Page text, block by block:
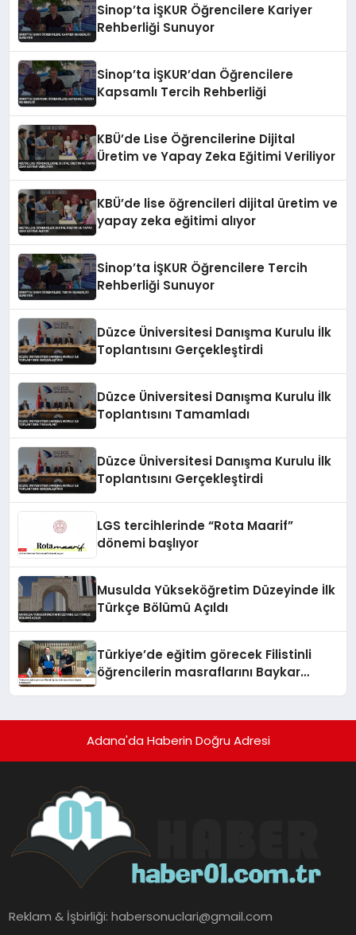
Sinop’ta İŞKUR Öğrencilere Kariyer
Rehberliği Sunuyor
Sinop’ta İŞKUR’dan Öğrencilere
Kapsamlı Tercih Rehberliği
KBÜ’de Lise Öğrencilerine Dijital
Üretim ve Yapay Zeka Eğitimi Veriliyor
KBÜ’de lise öğrencileri dijital üretim ve
yapay zeka eğitimi alıyor
Sinop’ta İŞKUR Öğrencilere Tercih
Rehberliği Sunuyor
Düzce Üniversitesi Danışma Kurulu İlk
Toplantısını Gerçekleştirdi
Düzce Üniversitesi Danışma Kurulu İlk
Toplantısını Tamamladı
Düzce Üniversitesi Danışma Kurulu İlk
Toplantısını Gerçekleştirdi
LGS tercihlerinde “Rota Maarif”
dönemi başlıyor
Musulda Yükseköğretim Düzeyinde İlk
Türkçe Bölümü Açıldı
Türkiye’de eğitim görecek Filistinli
öğrencilerin masraflarını Baykar
Adana'da Haberin Doğru Adresi
Reklam & İşbirliği:habersonuclari@gmail.com